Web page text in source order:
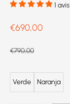
1 avis
Prix de vente
€690,00
Prix normal
€790,00
Verde Naranja